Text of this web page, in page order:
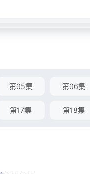
第05集 第06集
第17集 第18集